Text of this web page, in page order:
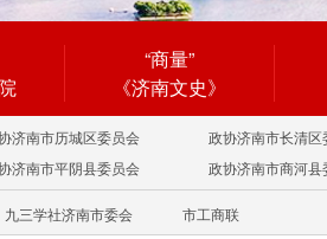
“商量”
《济南文史》
济南市历城区委员会
政协济南市长清区
济南市平阴县委员会 政协济南市商河县
九三学社济南市委会 市工商联